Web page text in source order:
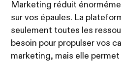
Marketing réduit
sur vos épaules. La
seulement toutes les
besoin pour propulser vos
marketing, mais elle